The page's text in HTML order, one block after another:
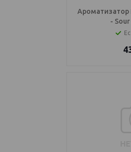
Ароматизатор
-